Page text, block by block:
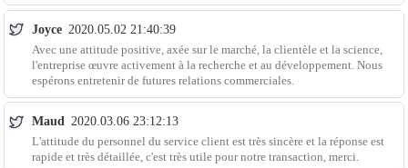
Joyce 2020.05.02 21:40:39
Avec une attitude positive, axée sur le marché, la clientèle et la science,
l'entreprise œuvre activement à la recherche et au développement. Nous
espérons entretenir de futures relations commerciales.
Maud 2020.03.06 23:12:13
L'attitude du personnel du service client est très sincère et la réponse est
rapide et très détaillée, c'est très utile pour notre transaction, merci.